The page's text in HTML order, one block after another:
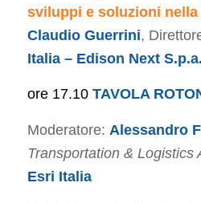
sviluppi e soluzioni nella
Claudio Guerrini,
Italia – Edison Next S.p.a.
ore 17.10 TAVOLA
Moderatore: Alessandro
Transportation & Logistics
Esri Italia